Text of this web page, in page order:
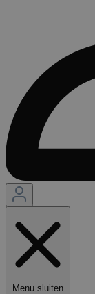
Menu sluiten